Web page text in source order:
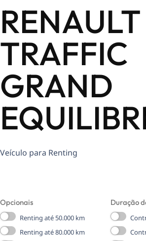
RENAULT
TRAFFIC
GRAND
Veículo para Renting
Opcionais
Renting até 50.000 km
Renting até 80.000 km
Duração